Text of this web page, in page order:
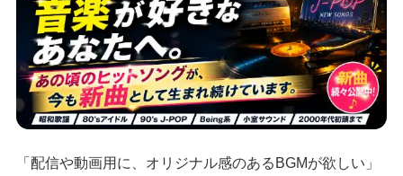
「配信や動画用に、オリジナル感のあるBGMが欲しい」